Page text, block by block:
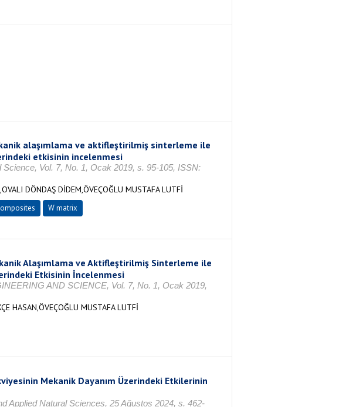
alaşımlama ve aktifleştirilmiş sinterleme ile
etkisinin incelenmesi
Vol. 7, No. 1, Ocak 2019, s. 95-105, ISSN:
DÖNDAŞ DİDEM,ÖVEÇOĞLU MUSTAFA LUTFİ
W matrix
Alaşımlama ve Aktifleştirilmiş Sinterleme ile
Etkisinin İncelenmesi
AND SCIENCE, Vol. 7, No. 1, Ocak 2019,
HASAN,ÖVEÇOĞLU MUSTAFA LUTFİ
Mekanik Dayanım Üzerindeki Etkilerinin
Applied Natural Sciences, 25 Ağustos 2024, s. 462-